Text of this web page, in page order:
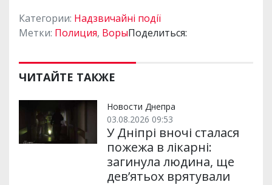
Категории: Надзвичайні події
Метки: Полиция, ВорыПоделиться:
ЧИТАЙТЕ ТАКЖЕ
Новости Днепра
03.08.2026 09:53
У Дніпрі вночі сталася
пожежа в лікарні:
загинула людина, ще
дев’ятьох врятували